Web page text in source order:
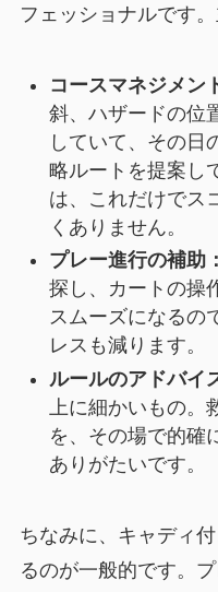
フェッショナルです
コースマネジメン
斜、ハザードの位
していて、その日
略ルートを提案し
は、これだけでス
くありません。
プレー進行の補助：
探し、カートの操
スムーズになるの
レスも減ります。
ルールのアドバイ
上に細かいもの
を、その場で的確
ありがたいです。
ちなみに、キャディ
るのが一般的です。